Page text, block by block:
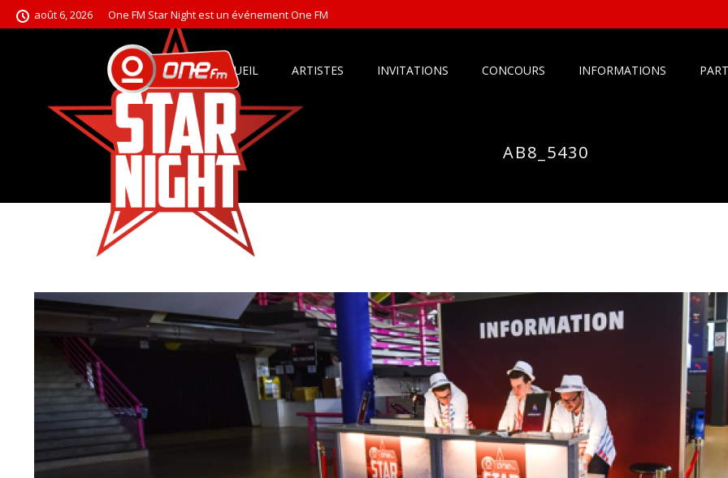
août 6, 2026 One FM Star Night est un événement One FM
ACCUEIL ARTISTES INVITATIONS CONCOURS INFORMATIONS
AB8_5430